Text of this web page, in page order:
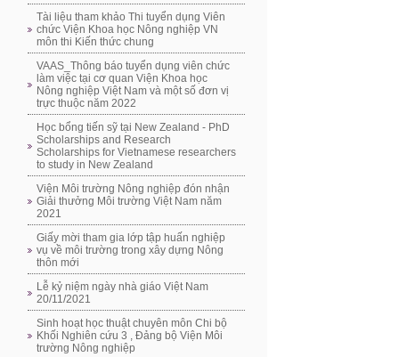
Tài liệu tham khảo Thi tuyển dụng Viên
chức Viện Khoa học Nông nghiệp VN
môn thi Kiến thức chung
VAAS_Thông báo tuyển dụng viên chức
làm việc tại cơ quan Viện Khoa học
Nông nghiệp Việt Nam và một số đơn vị
trực thuộc năm 2022
Học bổng tiến sỹ tại New Zealand - PhD
Scholarships and Research
Scholarships for Vietnamese researchers
to study in New Zealand
Viện Môi trường Nông nghiệp đón nhận
Giải thưởng Môi trường Việt Nam năm
2021
Giấy mời tham gia lớp tập huấn nghiệp
vụ về môi trường trong xây dựng Nông
thôn mới
Lễ kỷ niệm ngày nhà giáo Việt Nam
20/11/2021
Sinh hoạt học thuật chuyên môn Chi bộ
Khối Nghiên cứu 3 , Đảng bộ Viện Môi
trường Nông nghiệp